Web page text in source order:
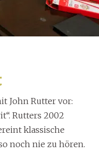
John Rutter vor:
Rutters 2002
klassische
noch nie zu hören.